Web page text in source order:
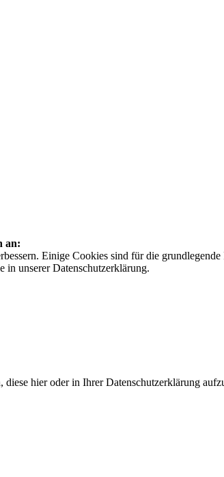
an:
Einige Cookies sind für die
in unserer Datenschutzerklärung.
hier oder in Ihrer Datenschutzerklärung